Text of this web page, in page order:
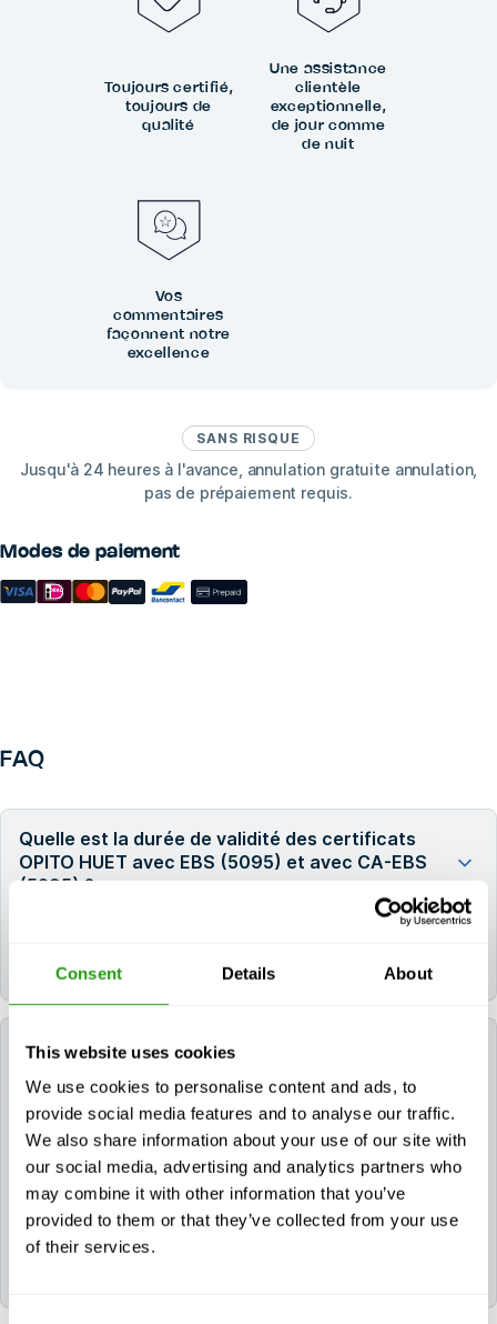
Consent Details About
This website uses cookies
We use cookies to personalise content and ads, to
provide social media features and to analyse our traffic.
We also share information about your use of our site with
our social media, advertising and analytics partners who
may combine it with other information that you’ve
provided to them or that they’ve collected from your use
of their services.
SANS RISQUE
Jusqu'à 24 heures à l'avance, annulation gratuite annulation,
pas de prépaiement requis.
Modes de paiement
Toujours certifié,
toujours de
qualité
Une assistance
clientèle
exceptionnelle,
de jour comme
de nuit
Vos
commentaires
façonnent notre
excellence
FAQ
Quelle est la durée de validité des certificats
OPITO HUET avec EBS (5095) et avec CA-EBS
(5295) ?
avec CA-EBS (5295) restent valables pendant 4 ans.
La FMTC peut-elle m'aider à réserver un hôtel
Si vous avez besoin d'un hôtel, vous pouvez en faire
la demande au cours du processus de réservation. Si
vous avez déjà réservé votre cours, veuillez nous
contacter viainfo@fmtcsafety.comou appeler le+31
(0) 85 130 74 61.Votre courriel de confirmation
contiendra tous les détails concernant l'hôtel et les